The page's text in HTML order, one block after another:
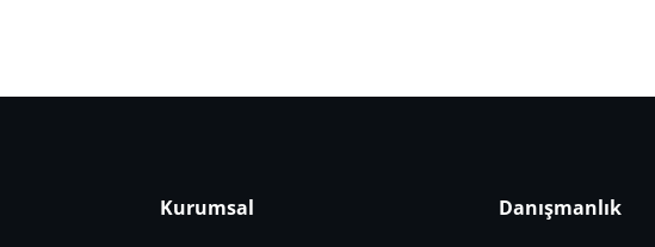
Kurumsal Danışmanlık